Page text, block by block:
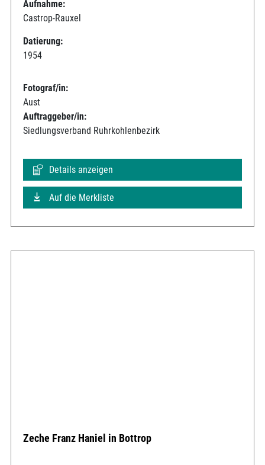
Aufnahme:
Castrop-Rauxel
Datierung:
1954
Fotograf/in:
Aust
Auftraggeber/in:
Siedlungsverband Ruhrkohlenbezirk
Details anzeigen
Auf die Merkliste
Zeche Franz Haniel in Bottrop